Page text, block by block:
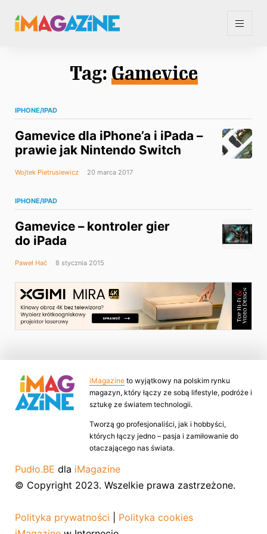
Tag: Gamevice
IPHONE/IPAD
Gamevice dla iPhone’a i iPada –
prawie jak Nintendo Switch
Wojtek Pietrusiewicz 20 marca 2017
IPHONE/IPAD
Gamevice – kontroler gier
do iPada
Paweł Hać 8 stycznia 2015
iMagazine to wyjątkowy na polskim rynku
magazyn, który łączy ze sobą lifestyle, podróże i
sztukę ze światem technologii.
Tworzą go profesjonaliści, jak i hobbyści,
których łączy jedno – pasja i zamiłowanie do
otaczającego nas świata.
Pudło.BE dla iMagazine
© Copyright 2023. Wszelkie prawa zastrzeżone.
Polityka prywatności
Polityka cookies